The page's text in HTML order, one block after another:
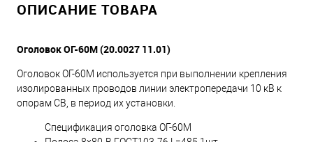
ОПИСАНИЕ ТОВАРА
Оголовок ОГ-60М (20.0027 11.01)
Оголовок ОГ-60М используется при выполнении крепления
изолированных проводов линии электропередачи 10 кВ к
опорам СВ, в период их установки.
Спецификация оголовка ОГ-60М